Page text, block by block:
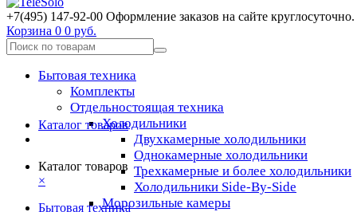
+7(495) 147-92-00 Оформление заказов на сайте
Корзина 0 0 руб.
Бытовая техника
Комплекты
Отдельностоящая техника
Холодильники
Двухкамерные холодильники
Однокамерные холодильники
Трехкамерные и более холодильники
Холодильники Side-By-Side
Морозильные камеры
Каталог товаров
Каталог товаров
×
Бытовая техника